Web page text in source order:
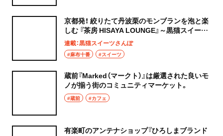
京都発！ 絞りたて丹波栗のモンブランを泡と楽
しむ 『茶房 HISAYA LOUNGE』～黒猫スイーツ
散歩 麻布十番編①～
連載：黒猫スイーツさんぽ
#麻布十番 #スイーツ
蔵前『Marked（マークト）』は厳選された良いモ
ノが揃う街のコミュニティマーケット。
#蔵前 #カフェ
有楽町のアンテナショップ『ひろしまブランド